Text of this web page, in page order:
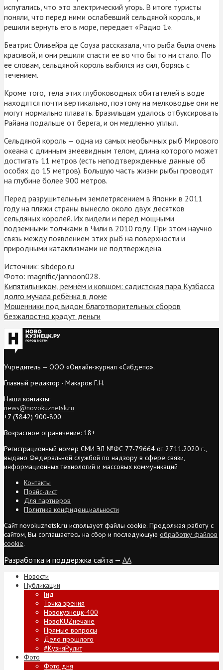
испугались, что это электрический угорь. В итоге туристы
поняли, что перед ними ослабевший сельдяной король, и
решили вернуть его в море, передает «Радио 1».
Беатрис Оливейра де Соуза рассказала, что рыба была очень
красивой, и они решили спасти ее во что бы то ни стало. По
ее словам, сельдяной король выбился из сил, борясь с
течением.
Кроме того, тела этих глубоководных обитателей в воде
находятся почти вертикально, поэтому на мелководье они не
могут нормально плавать. Бразильцам удалось отбуксировать
Райана подальше от берега, и он медленно уплыл.
Сельдяной король — одна из самых необычных рыб Мирового
океана с длинным змеевидным телом, длина которого может
достигать 11 метров (есть неподтвержденные данные об
особях до 15 метров). Большую часть жизни рыбы проводят
на глубине более 900 метров.
Перед разрушительным землетрясением в Японии в 2011
году на пляжи страны вынесло около двух десятков
сельдяных королей. Их видели и перед мощными
подземными толчками в Чили в 2010 году. При этом научно
связь между появлением этих рыб на поверхности и
природными катаклизмами не подтверждена.
Источник: sibdepo.ru
Фото: magnific/jannoon028.
Кипятильником, ремнём и ковшом: садистская пара Кузбасса
долго мучала ребёнка в доме
Мошенники под видом благотворительных сборов
безжалостно крадут деньги
Учредитель — ООО «Онлайн-журнал «Сибдепо».
Главный редактор - Макаров Г.Н.
Наши контакты:
news@novokuznetsk.ru
+7 (3842) 900-800
Возрастное ограничение: 18+
Регистрационный номер СМИ ЭЛ №ФС 77-79664 от 27.11.2020 г.,
выдано Федеральной службой по надзору в сфере связи,
информационных технологий и массовых коммуникаций
Контакты
Прайс-лист
Для партнеров
Политика конфиденциальности
Сайт novokuznetsk.ru использует файлы cookie. Продолжая работу с
сайтом, Вы соглашаетесь на сбор и последующую обработку файлов
cookie.
Разработка и поддержка сайта — AA
Новости
Публикации
Гид
Точка зрения
Новокузнецк-400
НовоKUZнечане
Прямые вопросы
Дело прошлого
#КузняРулит
Фото
Фото дня